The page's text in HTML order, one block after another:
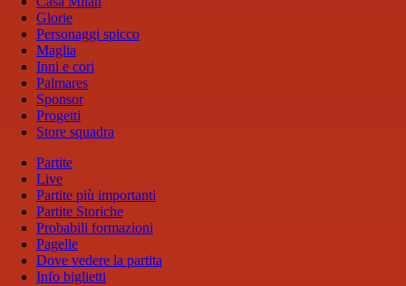
Glorie
Personaggi spicco
Maglia
Inni e cori
Palmares
Sponsor
Progetti
Store squadra
Partite
Live
Partite più importanti
Partite Storiche
Probabili formazioni
Pagelle
Dove vedere la partita
Info biglietti